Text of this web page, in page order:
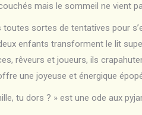
mais le sommeil ne vient
sortes de tentatives pour
enfants transforment le lit
rêveurs et joueurs, ils
une joyeuse et énergique
tu dors ? » est une ode aux